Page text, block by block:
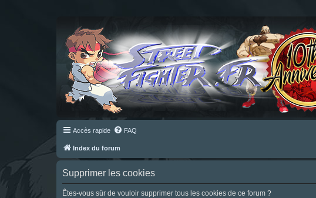
Accès rapide FAQ
Index du forum
Supprimer les cookies
Êtes-vous sûr de vouloir supprimer tous les cookies de ce forum ?